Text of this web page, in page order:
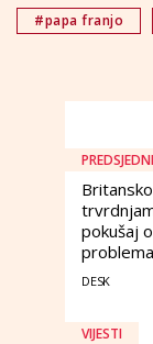
#papa franjo
pokušaj
DESK
VIJESTI